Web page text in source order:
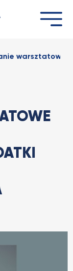
warsztatowe z